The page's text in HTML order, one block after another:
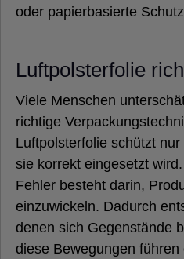
oder papierbasierte
Luftpolsterfolie
Viele Menschen
richtige
Luftpolsterfolie schützt
sie korrekt eingesetzt
Fehler besteht darin,
einzuwickeln. Dadurch
denen sich Gegenstände
diese Bewegungen führen